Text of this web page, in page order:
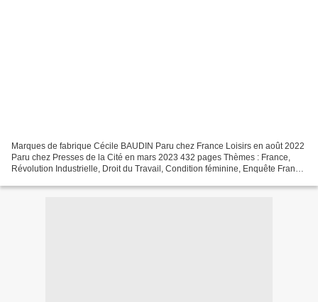
Marques de fabrique Cécile BAUDIN Paru chez France Loisirs en août 2022
Paru chez Presses de la Cité en mars 2023 432 pages Thèmes : France,
Révolution Industrielle, Droit du Travail, Condition féminine, Enquête France,